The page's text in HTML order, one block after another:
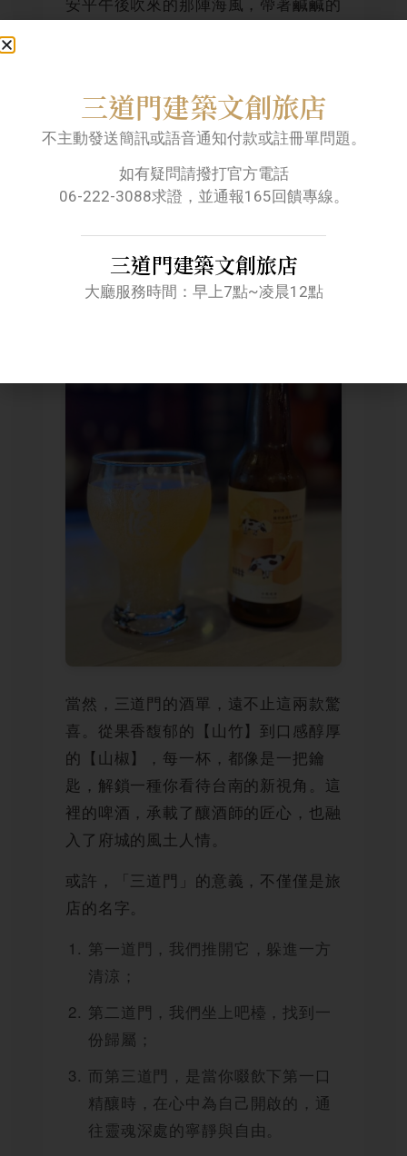
這杯酒，適合與三五好友，在府
城微涼的晚風中，輕輕碰杯，分
享日常的瑣碎與閃光。
推開門，品嚐一座城的風土
當然，三道門的酒單，遠不止這兩款驚
喜。從果香馥郁的【山竹】到口感醇厚
的【山椒】，每一杯，都像是一把鑰
匙，解鎖一種你看待台南的新視角。這
裡的啤酒，承載了釀酒師的匠心，也融
入了府城的風土人情。
或許，「三道門」的意義，不僅僅是旅
店的名字。
第一道門，我們推開它，躲進一方
清涼；
第二道門，我們坐上吧檯，找到一
份歸屬；
而第三道門，是當你啜飲下第一口
精釀時，在心中為自己開啟的，通
往靈魂深處的寧靜與自由。
三道門建築文創旅店
不主動發送簡訊或語音通知付款或註冊單問題。
如有疑問請撥打官方電話
06-222-3088求證，並通報165回饋專線。
三道門建築文創旅店
大廳服務時間：早上7點~凌晨12點